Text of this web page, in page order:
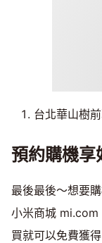
台北華山樹
預約購機享
最後最後～想要
小米商城 mi.com
買就可以免費獲